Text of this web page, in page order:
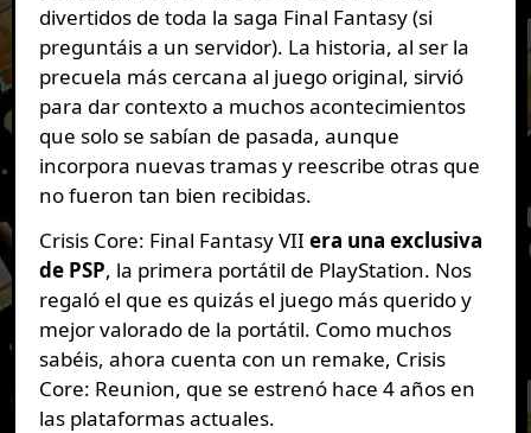
divertidos de toda la saga Final Fantasy (si
preguntáis a un servidor). La historia, al ser la
precuela más cercana al juego original, sirvió
para dar contexto a muchos acontecimientos
que solo se sabían de pasada, aunque
incorpora nuevas tramas y reescribe otras que
no fueron tan bien recibidas.
Crisis Core: Final Fantasy VII era una exclusiva
de PSP, la primera portátil de PlayStation. Nos
regaló el que es quizás el juego más querido y
mejor valorado de la portátil. Como muchos
sabéis, ahora cuenta con un remake, Crisis
Core: Reunion, que se estrenó hace 4 años en
las plataformas actuales.